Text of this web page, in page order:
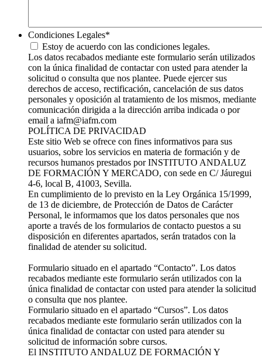
Condiciones Legales*
Estoy de acuerdo con las condiciones legales.
Los datos recabados mediante este formulario serán utilizados
con la única finalidad de contactar con usted para atender la
solicitud o consulta que nos plantee. Puede ejercer sus
derechos de acceso, rectificación, cancelación de sus datos
personales y oposición al tratamiento de los mismos, mediante
comunicación dirigida a la dirección arriba indicada o por
email a iafm@iafm.com
POLÍTICA DE PRIVACIDAD
Este sitio Web se ofrece con fines informativos para sus
usuarios, sobre los servicios en materia de formación y de
recursos humanos prestados por INSTITUTO ANDALUZ
DE FORMACIÓN Y MERCADO, con sede en C/ Jáuregui
4-6, local B, 41003, Sevilla.
En cumplimiento de lo previsto en la Ley Orgánica 15/1999,
de 13 de diciembre, de Protección de Datos de Carácter
Personal, le informamos que los datos personales que nos
aporte a través de los formularios de contacto puestos a su
disposición en diferentes apartados, serán tratados con la
finalidad de atender su solicitud.
Formulario situado en el apartado “Contacto”. Los datos
recabados mediante este formulario serán utilizados con la
única finalidad de contactar con usted para atender la solicitud
o consulta que nos plantee.
Formulario situado en el apartado “Cursos”. Los datos
recabados mediante este formulario serán utilizados con la
única finalidad de contactar con usted para atender su
solicitud de información sobre cursos.
El INSTITUTO ANDALUZ DE FORMACIÓN Y